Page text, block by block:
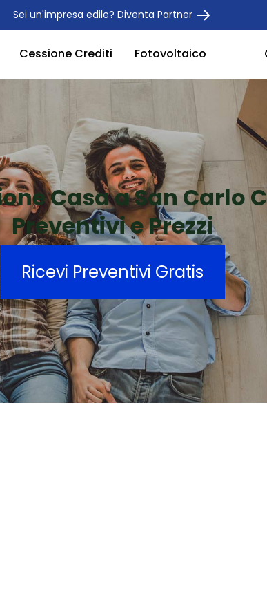
Sei un'impresa edile? Diventa Partner
Cessione Crediti Fotovoltaico
Casa a San Carlo
Preventivi e Prezzi
Ricevi Preventivi Gratis